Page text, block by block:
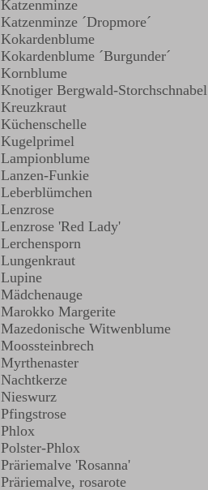
Katzenminze
Katzenminze ´Dropmore´
Kokardenblume
Kokardenblume ´Burgunder´
Kornblume
Knotiger Bergwald-Storchschnabel
Kreuzkraut
Küchenschelle
Kugelprimel
Lampionblume
Lanzen-Funkie
Leberblümchen
Lenzrose
Lenzrose 'Red Lady'
Lerchensporn
Lungenkraut
Lupine
Mädchenauge
Marokko Margerite
Mazedonische Witwenblume
Moossteinbrech
Myrthenaster
Nachtkerze
Nieswurz
Pfingstrose
Phlox
Polster-Phlox
Präriemalve 'Rosanna'
Präriemalve, rosarote